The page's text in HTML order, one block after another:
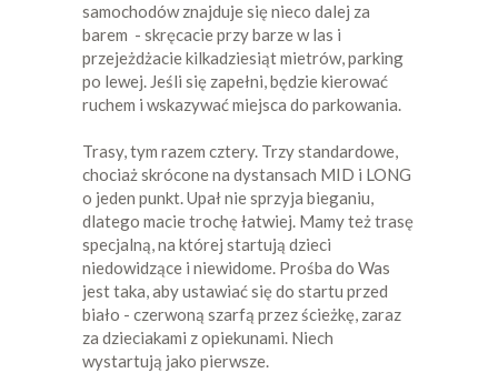
samochodów znajduje się nieco dalej za
barem - skręcacie przy barze w las i
przejeżdżacie kilkadziesiąt mietrów, parking
po lewej. Jeśli się zapełni, będzie kierować
ruchem i wskazywać miejsca do parkowania.
Trasy, tym razem cztery. Trzy standardowe,
chociaż skrócone na dystansach MID i LONG
o jeden punkt. Upał nie sprzyja bieganiu,
dlatego macie trochę łatwiej. Mamy też trasę
specjalną, na której startują dzieci
niedowidzące i niewidome. Prośba do Was
jest taka, aby ustawiać się do startu przed
biało - czerwoną szarfą przez ścieżkę, zaraz
za dzieciakami z opiekunami. Niech
wystartują jako pierwsze.